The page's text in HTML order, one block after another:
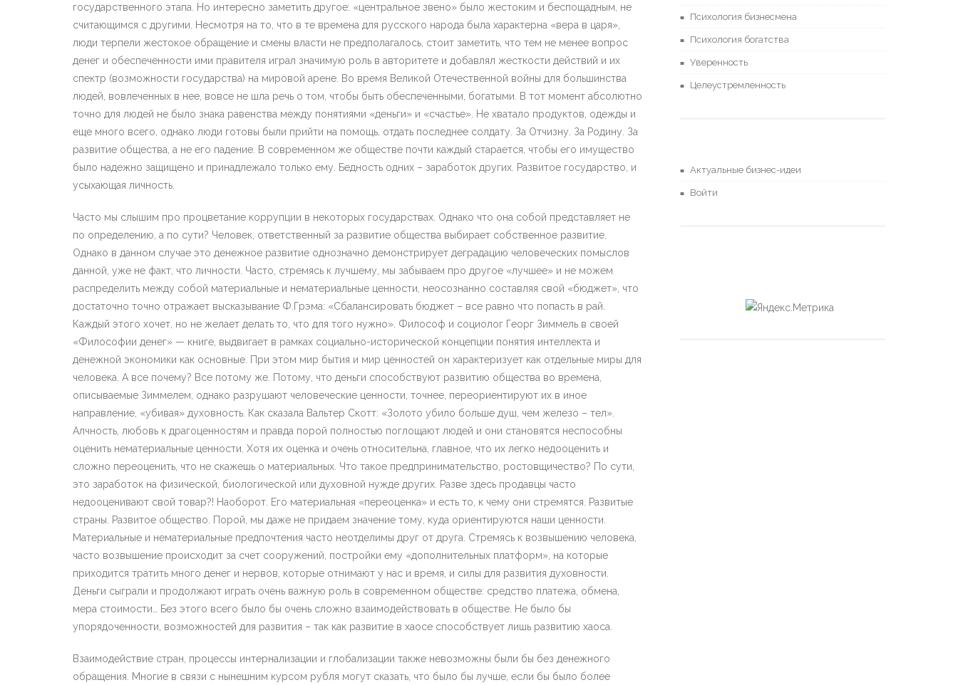
государственного этапа. Но интересно заметить другое: «центральное звено» было жестоким и беспощадным, не
считающимся с другими. Несмотря на то, что в те времена для русского народа была характерна «вера в царя»,
люди терпели жестокое обращение и смены власти не предполагалось, стоит заметить, что тем не менее вопрос
денег и обеспеченности ими правителя играл значимую роль в авторитете и добавлял жесткости действий и их
спектр (возможности государства) на мировой арене. Во время Великой Отечественной войны для большинства
людей, вовлеченных в нее, вовсе не шла речь о том, чтобы быть обеспеченными, богатыми. В тот момент абсолютно
точно для людей не было знака равенства между понятиями «деньги» и «счастье». Не хватало продуктов, одежды и
еще много всего, однако люди готовы были прийти на помощь, отдать последнее солдату. За Отчизну. За Родину. За
развитие общества, а не его падение. В современном же обществе почти каждый старается, чтобы его имущество
было надежно защищено и принадлежало только ему. Бедность одних – заработок других. Развитое государство, и
усыхающая личность.
Часто мы слышим про процветание коррупции в некоторых государствах. Однако что она собой представляет не
по определению, а по сути? Человек, ответственный за развитие общества выбирает собственное развитие.
Однако в данном случае это денежное развитие однозначно демонстрирует деградацию человеческих помыслов
данной, уже не факт, что личности. Часто, стремясь к лучшему, мы забываем про другое «лучшее» и не можем
распределить между собой материальные и нематериальные ценности, неосознанно составляя свой «бюджет», что
достаточно точно отражает высказывание Ф.Грэма: «Сбалансировать бюджет – все равно что попасть в рай.
Каждый этого хочет, но не желает делать то, что для того нужно». Философ и социолог Георг Зиммель в своей
«Философии денег» — книге, выдвигает в рамках социально-исторической концепции понятия интеллекта и
денежной экономики как основные. При этом мир бытия и мир ценностей он характеризует как отдельные миры для
человека. А все почему? Все потому же. Потому, что деньги способствуют развитию общества во времена,
описываемые Зиммелем, однако разрушают человеческие ценности, точнее, переориентируют их в иное
направление, «убивая» духовность. Как сказала Вальтер Скотт: «Золото убило больше душ, чем железо – тел».
Алчность, любовь к драгоценностям и правда порой полностью поглощают людей и они становятся неспособны
оценить нематериальные ценности. Хотя их оценка и очень относительна, главное, что их легко недооценить и
сложно переоценить, что не скажешь о материальных. Что такое предпринимательство, ростовщичество? По сути,
это заработок на физической, биологической или духовной нужде других. Разве здесь продавцы часто
недооценивают свой товар?! Наоборот. Его материальная «переоценка» и есть то, к чему они стремятся. Развитые
страны. Развитое общество. Порой, мы даже не придаем значение тому, куда ориентируются наши ценности.
Материальные и нематериальные предпочтения часто неотделимы друг от друга. Стремясь к возвышению человека,
часто возвышение происходит за счет сооружений, постройки ему «дополнительных платформ», на которые
приходится тратить много денег и нервов, которые отнимают у нас и время, и силы для развития духовности.
Деньги сыграли и продолжают играть очень важную роль в современном обществе: средство платежа, обмена,
мера стоимости… Без этого всего было бы очень сложно взаимодействовать в обществе. Не было бы
упорядоченности, возможностей для развития – так как развитие в хаосе способствует лишь развитию хаоса.
Взаимодействие стран, процессы интернализации и глобализации также невозможны были бы без денежного
обращения. Многие в связи с нынешним курсом рубля могут сказать, что было бы лучше, если бы было более
Психология бизнесмена
Психология богатства
Уверенность
Целеустремленность
Актуальные бизнес-идеи
Войти